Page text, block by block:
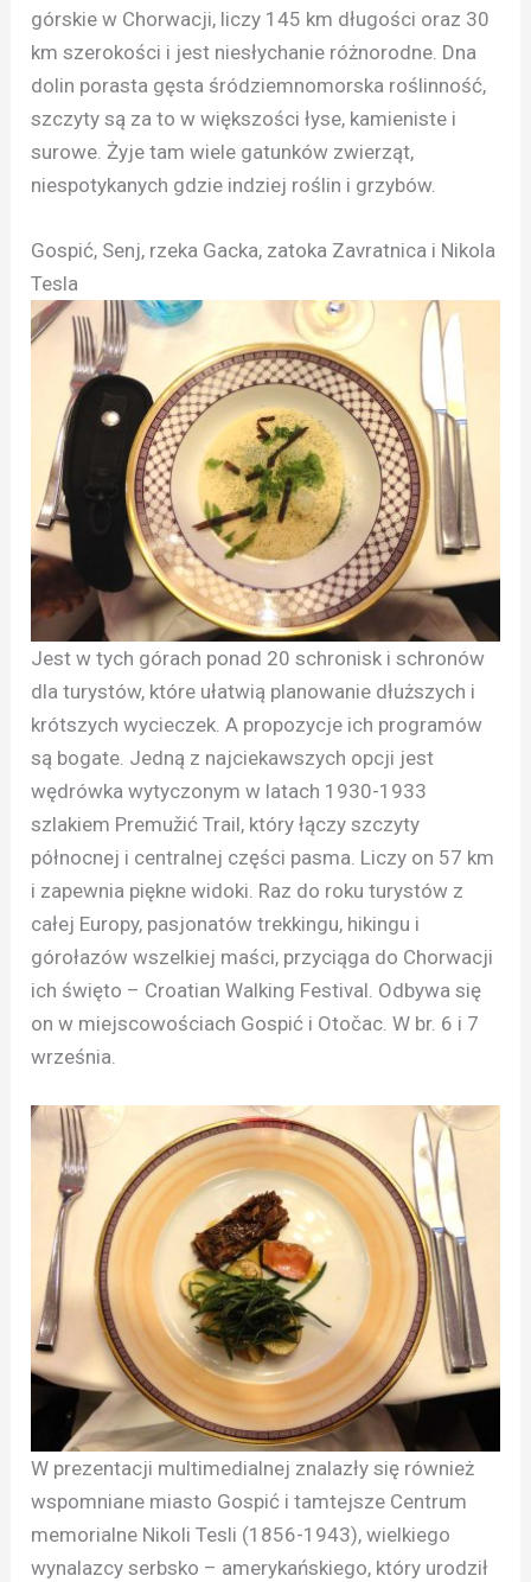
górskie w Chorwacji, liczy 145 km długości oraz 30
km szerokości i jest niesłychanie różnorodne. Dna
dolin porasta gęsta śródziemnomorska roślinność,
szczyty są za to w większości łyse, kamieniste i
surowe. Żyje tam wiele gatunków zwierząt,
niespotykanych gdzie indziej roślin i grzybów.
Gospić, Senj, rzeka Gacka, zatoka Zavratnica i Nikola
Tesla
Jest w tych górach ponad 20 schronisk i schronów
dla turystów, które ułatwią planowanie dłuższych i
krótszych wycieczek. A propozycje ich programów
są bogate. Jedną z najciekawszych opcji jest
wędrówka wytyczonym w latach 1930-1933
szlakiem Premužić Trail, który łączy szczyty
północnej i centralnej części pasma. Liczy on 57 km
i zapewnia piękne widoki. Raz do roku turystów z
całej Europy, pasjonatów trekkingu, hikingu i
górołazów wszelkiej maści, przyciąga do Chorwacji
ich święto – Croatian Walking Festival. Odbywa się
on w miejscowościach Gospić i Otočac. W br. 6 i 7
września.
W prezentacji multimedialnej znalazły się również
wspomniane miasto Gospić i tamtejsze Centrum
memorialne Nikoli Tesli (1856-1943), wielkiego
wynalazcy serbsko – amerykańskiego, który urodził